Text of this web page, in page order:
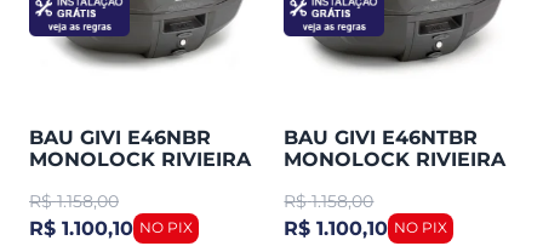
BAU GIVI E46NBR
MONOLOCK RIVIEIRA
VERMELHA
R$ 1.158,00
R$ 1.100,10
BAU GIVI E46NTBR
MONOLOCK RIVIEIRA
FUME
R$ 1.158,00
R$ 1.100,10